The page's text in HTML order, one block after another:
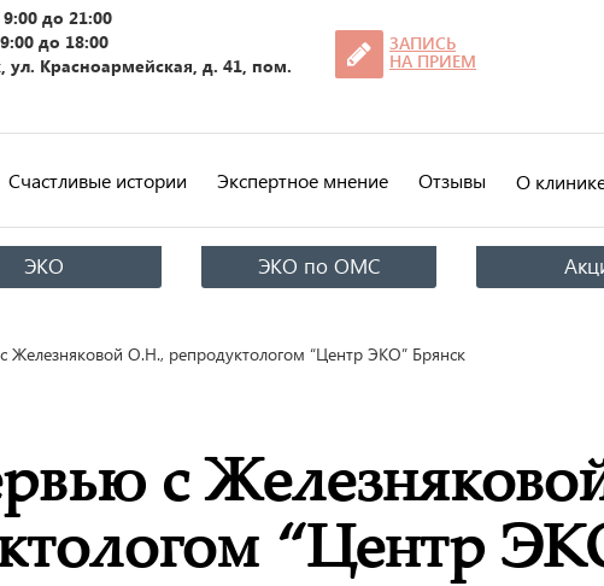
до 21:00
до 18:00
ул. Красноармейская, д. 41, пом.
ЗАПИСЬ
НА ПРИЕМ
Счастливые истории Экспертное мнение Отзывы О
ЭКО ЭКО по ОМС
Железняковой О.Н., репродуктологом “Центр ЭКО” Брянск
с
“Центр